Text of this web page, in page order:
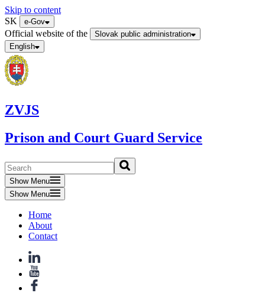
Skip to content
SK
e-Gov
Official website of the
Slovak public administration
English
ZVJS
Prison and Court Guard Service
Show Menu
Show Menu
Home
About
Contact